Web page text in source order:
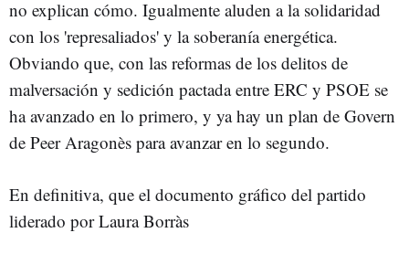
no explican cómo. Igualmente aluden a la solidaridad
con los 'represaliados' y la soberanía energética.
Obviando que, con las reformas de los delitos de
malversación y sedición pactada entre ERC y PSOE se
ha avanzado en lo primero, y ya hay un plan de Govern
de Peer Aragonès para avanzar en lo segundo.
En definitiva, que el documento gráfico del partido
liderado por Laura Borràs